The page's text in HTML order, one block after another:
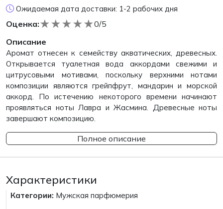
Ожидаемая дата доставки: 1-2 рабочих дня
Оценка: ★
★
★
★
★
0/5
Описание
Аромат отнесен к семейству акватических, древесных.
Открывается туалетная вода аккордами свежими и
цитрусовыми мотивами, поскольку верхними нотами
композиции являются грейпфрут, мандарин и морской
аккорд. По истечению некоторого времени начинают
проявляться ноты Лавра и Жасмина. Древесные ноты
завершают композицию.
Полное описание
Характеристики
Категории: Мужская парфюмерия